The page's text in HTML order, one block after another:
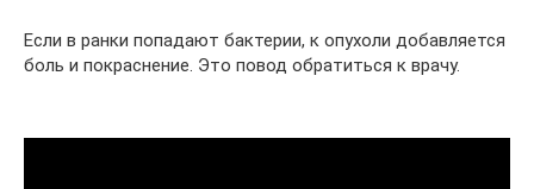
Если в ранки попадают бактерии, к опухоли добавляется
боль и покраснение. Это повод обратиться к врачу.